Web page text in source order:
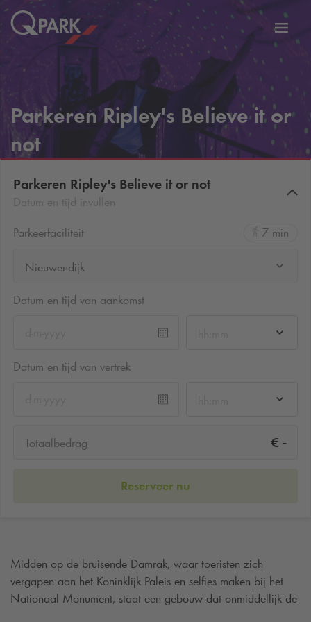
Parkeren Ripley's Believe it or
not
Parkeren Ripley's Believe it or not
Parkeerfaciliteit
7 min
Nieuwendijk
Datum en tijd van aankomst
Datum en tijd van vertrek
Totaalbedrag € -
Reserveer nu
Midden op de bruisende Damrak, waar toeristen zich
vergapen aan het Koninklijk Paleis en selfies maken bij het
Nationaal Monument, staat een gebouw dat onmiddellijk de